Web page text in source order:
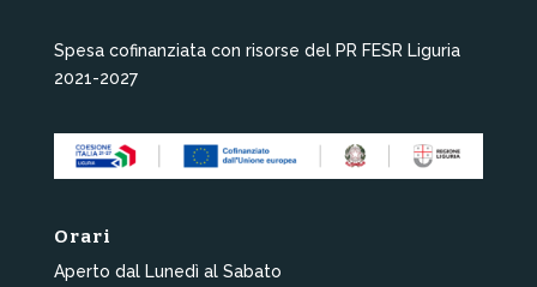
Spesa cofinanziata con risorse del PR FESR Liguria
2021-2027
Orari
Aperto dal Lunedì al Sabato